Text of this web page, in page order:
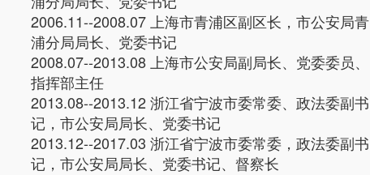
2006.11--2008.07 上海市青浦区副区长，市公安局青
浦分局局长、党委书记
2008.07--2013.08 上海市公安局副局长、党委委员、
指挥部主任
2013.08--2013.12 浙江省宁波市委常委、政法委副书
记，市公安局局长、党委书记
2013.12--2017.03 浙江省宁波市委常委，政法委副书
记，市公安局局长、党委书记、督察长